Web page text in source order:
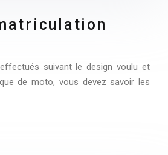
suivant le design voulu et
de moto, vous devez savoir les